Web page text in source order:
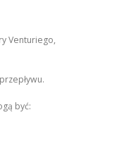
Venturiego,
być: